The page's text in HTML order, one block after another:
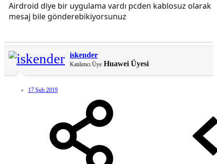
Airdroid diye bir uygulama vardı pcden kablosuz olarak
mesaj bile gönderebikiyorsunuz
iskender
Katılımcı Üye Huawei Üyesi
17 Şub 2019